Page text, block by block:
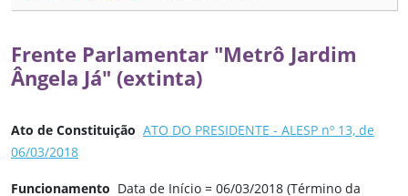
Frente Parlamentar "Metrô Jardim
Ângela Já" (extinta)
Ato de Constituição ATO DO PRESIDENTE - ALESP nº 13, de
06/03/2018
Funcionamento Data de Início = 06/03/2018 (Término da